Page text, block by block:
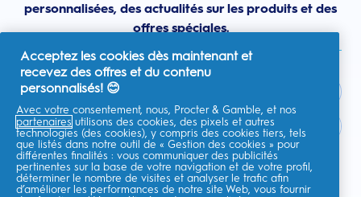
personnalisées, des actualités sur les produits et des
offres spéciales.
France
Acceptez les cookies dès maintenant et
recevez des offres et du contenu
personnalisés! 😊
Avec votre consentement, nous, Procter & Gamble, et nos
partenaires utilisons des cookies, des pixels et autres
technologies (des cookies), y compris des cookies tiers, tels
que listés dans notre outil de « Gestion des cookies » pour
différentes finalités : vous communiquer des publicités
pertinentes sur la base de votre navigation et de votre profil,
déterminer le nombre de visites et analyser le trafic afin
d’améliorer les performances de notre site Web, vous fournir